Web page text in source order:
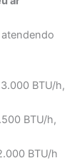
BTU/h,
BTU/h,
BTU/h